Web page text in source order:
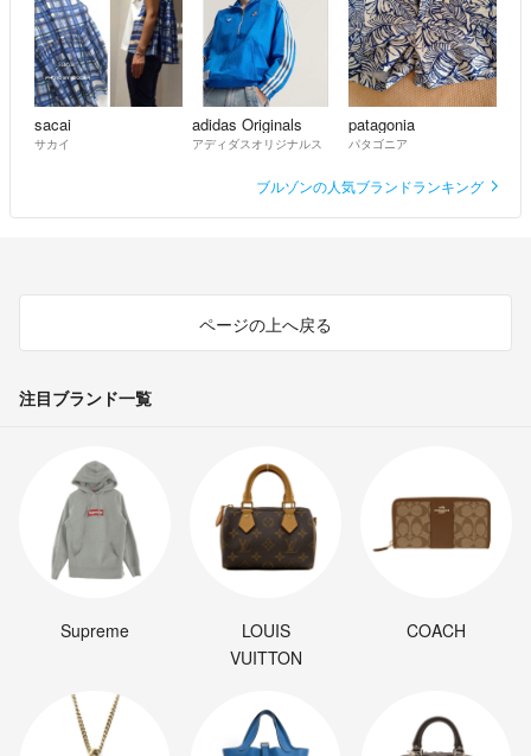
sacai
サカイ
adidas Originals
アディダスオリジナルス
patagonia
パタゴニア
ブルゾンの人気ブランドランキング
ページの上へ戻る
注目ブランド一覧
Supreme
LOUIS
VUITTON
COACH